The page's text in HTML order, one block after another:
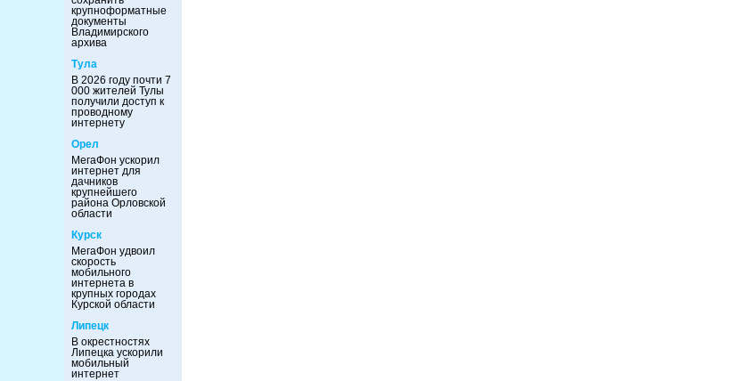
крупноформатные
документы
Владимирского
архива
Тула
В 2026 году почти 7
000 жителей Тулы
получили доступ к
проводному
интернету
Орел
МегаФон ускорил
интернет для
дачников
крупнейшего
района Орловской
области
Курск
МегаФон удвоил
скорость
мобильного
интернета в
крупных городах
Курской области
Липецк
В окрестностях
Липецка ускорили
мобильный
интернет